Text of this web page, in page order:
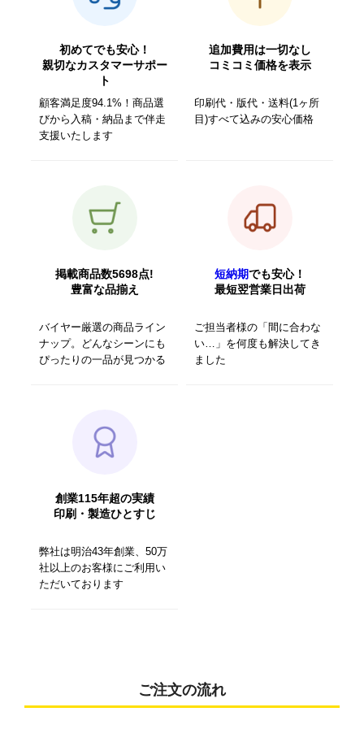
初めてでも安心！
親切なカスタマーサポー
ト
顧客満足度94.1%！商品選
びから入稿・納品まで伴走
支援いたします
追加費用は一切なし
コミコミ価格を表示
印刷代・版代・送料(1ヶ所
目)すべて込みの安心価格
掲載商品数5698点!
豊富な品揃え
バイヤー厳選の商品ライン
ナップ。どんなシーンにも
ぴったりの一品が見つかる
短納期でも安心！
最短翌営業日出荷
ご担当者様の「間に合わな
い…」を何度も解決してき
ました
創業115年超の実績
印刷・製造ひとすじ
弊社は明治43年創業、50万
社以上のお客様にご利用い
ただいております
ご注文の流れ